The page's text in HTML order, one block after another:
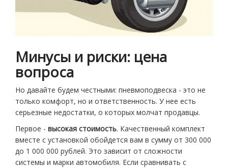
Минусы и риски: цена
вопроса
Но давайте будем честными: пневмоподвеска - это не
только комфорт, но и ответственность. У нее есть
серьезные недостатки, о которых молчат продавцы.
Первое - высокая стоимость. Качественный комплект
вместе с установкой обойдется вам в сумму от 300 000
до 1 000 000 рублей. Это зависит от сложности
системы и марки автомобиля. Если сравнивать с